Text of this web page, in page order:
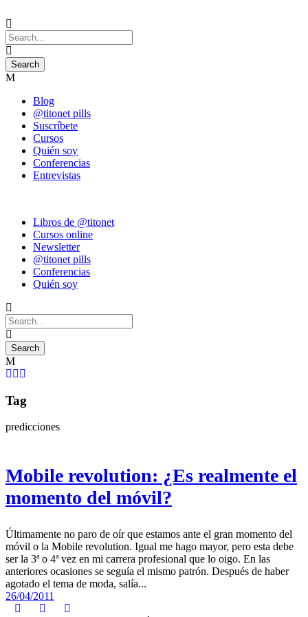
Blog
@titonet pills
Suscríbete
Cursos
Quién soy
Conferencias
Entrevistas
Libros de @titonet
Cursos online
Newsletter
@titonet pills
Conferencias
Quién soy
Tag
predicciones
Mobile revolution: ¿Es realmente el
momento del móvil?
Últimamente no paro de oír que estamos ante el gran momento del
móvil o la Mobile revolution. Igual me hago mayor, pero esta debe
ser la 3ª o 4ª vez en mi carrera profesional que lo oigo. En las
anteriores ocasiones se seguía el mismo patrón. Después de haber
agotado el tema de moda, salía...
26/04/2011